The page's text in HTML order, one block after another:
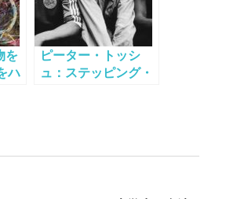
を
ハ
ピーター・トッシ
ュ：ステッピング・